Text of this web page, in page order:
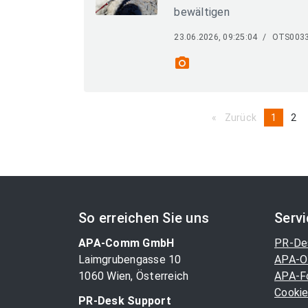
bewältigen
23.06.2026, 09:25:04 / OTS0033
photo_camera
Zurück pageYou're
1 2
So erreichen Sie uns
APA-Comm GmbH
Laimgrubengasse 10
1060 Wien, Österreich
PR-Desk Support
PR-
APA-
APA-